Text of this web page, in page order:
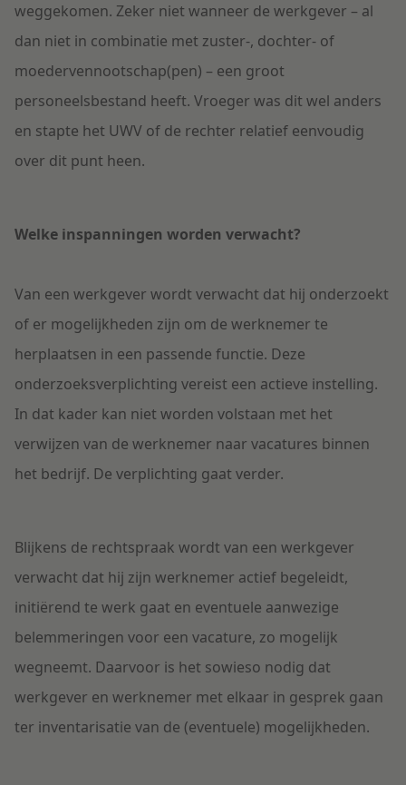
weggekomen. Zeker niet wanneer de werkgever – al
dan niet in combinatie met zuster-, dochter- of
moedervennootschap(pen) – een groot
personeelsbestand heeft. Vroeger was dit wel anders
en stapte het UWV of de rechter relatief eenvoudig
over dit punt heen.
Welke inspanningen worden verwacht?
Van een werkgever wordt verwacht dat hij onderzoekt
of er mogelijkheden zijn om de werknemer te
herplaatsen in een passende functie. Deze
onderzoeksverplichting vereist een actieve instelling.
In dat kader kan niet worden volstaan met het
verwijzen van de werknemer naar vacatures binnen
het bedrijf. De verplichting gaat verder.
Blijkens de rechtspraak wordt van een werkgever
verwacht dat hij zijn werknemer actief begeleidt,
initiërend te werk gaat en eventuele aanwezige
belemmeringen voor een vacature, zo mogelijk
wegneemt. Daarvoor is het sowieso nodig dat
werkgever en werknemer met elkaar in gesprek gaan
ter inventarisatie van de (eventuele) mogelijkheden.